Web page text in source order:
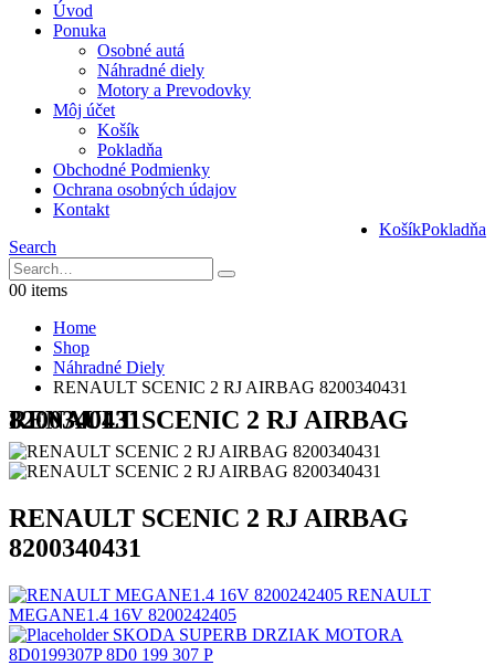
Úvod
Ponuka
Osobné autá
Náhradné diely
Motory a Prevodovky
Môj účet
Košík
Pokladňa
Obchodné Podmienky
Ochrana osobných údajov
Kontakt
KošíkPokladňa
Search
00 items
Home
Shop
Náhradné Diely
RENAULT SCENIC 2 RJ AIRBAG 8200340431
RENAULT SCENIC 2 RJ AIRBAG 8200340431
RENAULT SCENIC 2 RJ AIRBAG
8200340431
RENAULT
MEGANE1.4 16V 8200242405
SKODA SUPERB DRZIAK MOTORA
8D0199307P 8D0 199 307 P